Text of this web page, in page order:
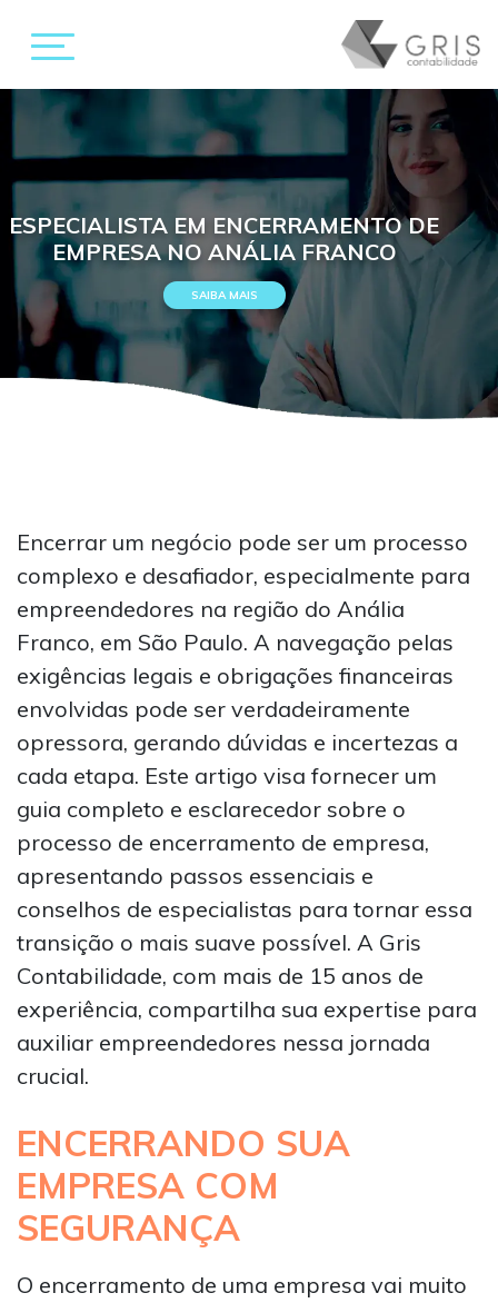
ESPECIALISTA EM ENCERRAMENTO DE
EMPRESA NO ANÁLIA FRANCO
SAIBA MAIS
Encerrar um negócio pode ser um processo
complexo e desafiador, especialmente para
empreendedores na região do Anália
Franco, em São Paulo. A navegação pelas
exigências legais e obrigações financeiras
envolvidas pode ser verdadeiramente
opressora, gerando dúvidas e incertezas a
cada etapa. Este artigo visa fornecer um
guia completo e esclarecedor sobre o
processo de encerramento de empresa,
apresentando passos essenciais e
conselhos de especialistas para tornar essa
transição o mais suave possível. A Gris
Contabilidade, com mais de 15 anos de
experiência, compartilha sua expertise para
auxiliar empreendedores nessa jornada
crucial.
ENCERRANDO SUA
EMPRESA COM
SEGURANÇA
O encerramento de uma empresa vai muito